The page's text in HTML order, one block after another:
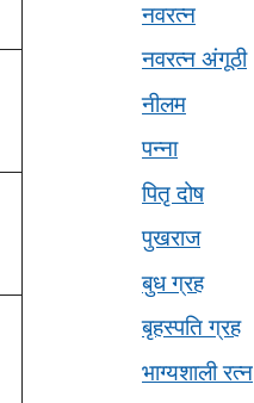
नवरत्न
नवरत्न अंगूठी
नीलम
पन्ना
पितृ दोष
पुखराज
बुध ग्रह
बृहस्पति ग्रह
भाग्यशाली रत्न